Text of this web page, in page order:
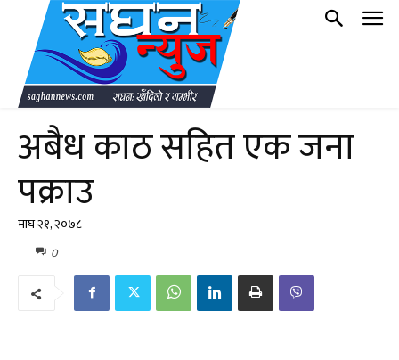
अबैध काठ सहित एक जना
पक्राउ
माघ २१, २०७८
0